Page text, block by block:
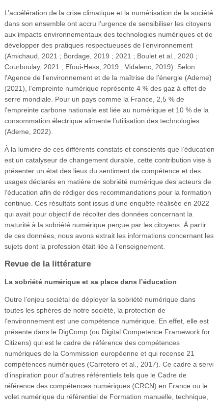
L’accélération de la crise climatique et la numérisation de la société
dans son ensemble ont accru l’urgence de sensibiliser les citoyens
aux impacts environnementaux des technologies numériques et de
développer des pratiques respectueuses de l’environnement
(Amichaud, 2021 ; Bordage, 2019 ; 2021 ; Boulet et al., 2020 ;
Courboulay, 2021 ; Efoui-Hess, 2019 ; Vidalenc, 2019). Selon
l’Agence de l’environnement et de la maîtrise de l’énergie (Ademe)
(2021), l’empreinte numérique représente 4 % des gaz à effet de
serre mondiale. Pour un pays comme la France, 2,5 % de
l’empreinte carbone nationale est liée au numérique et 10 % de la
consommation électrique alimente l’utilisation des technologies
(Ademe, 2022).
À la lumière de ces différents constats et conscients que l’éducation
est un catalyseur de changement durable, cette contribution vise à
présenter un état des lieux du sentiment de compétence et des
usages déclarés en matière de sobriété numérique des acteurs de
l’éducation afin de rédiger des recommandations pour la formation
continue. Ces résultats sont issus d’une enquête réalisée en 2022
qui avait pour objectif de récolter des données concernant la
maturité à la sobriété numérique perçue par les citoyens. À partir
de ces données, nous avons extrait les informations concernant les
sujets dont la profession était liée à l’enseignement.
Revue de la littérature
La sobriété numérique et sa place dans l’éducation
Outre l’enjeu sociétal de déployer la sobriété numérique dans
toutes les sphères de notre société, la protection de
l’environnement est une compétence numérique. En effet, elle est
présente dans le DigComp (ou Digital Competence Framework for
Citizens) qui est le cadre de référence des compétences
numériques de la Commission européenne et qui recense 21
compétences numériques (Carretero et al., 2017). Ce cadre a servi
d’inspiration pour d’autres référentiels tels que le Cadre de
référence des compétences numériques (CRCN) en France ou le
volet numérique du référentiel de Formation manuelle, technique,